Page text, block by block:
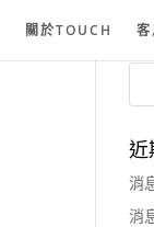
關於TOUCH
近
消
消